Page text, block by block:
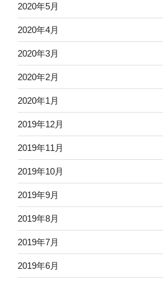
2020年5月
2020年4月
2020年3月
2020年2月
2020年1月
2019年12月
2019年11月
2019年10月
2019年9月
2019年8月
2019年7月
2019年6月